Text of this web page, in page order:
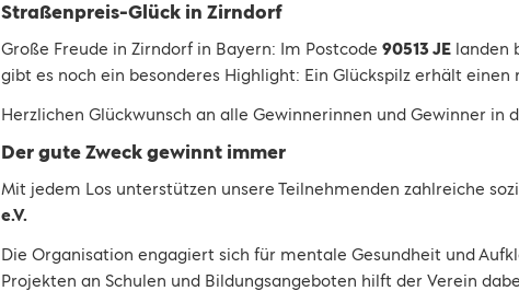
Straßenpreis-Glück in Zirndorf
Große Freude in Zirndorf in Bayern: Im Postcode 90513 JE landen
gibt es noch ein besonderes Highlight: Ein Glückspilz erhält einen
Herzlichen Glückwunsch an alle Gewinnerinnen und Gewinner in
Der gute Zweck gewinnt immer
Mit jedem Los unterstützen unsere Teilnehmenden zahlreiche
e.V.
Die Organisation engagiert sich für mentale Gesundheit und
Projekten an Schulen und Bildungsangeboten hilft der Verein